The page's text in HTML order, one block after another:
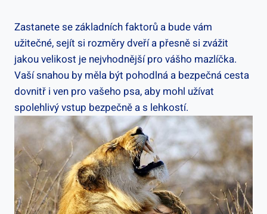
Zastanete se základních faktorů a bude vám
užitečné, sejít si rozměry dveří a přesně si zvážit
jakou velikost je nejvhodnější pro vášho mazlíčka.
Vaší snahou by měla být pohodlná a bezpečná cesta
dovnitř i ven pro vašeho psa, aby mohl užívat
spolehlivý vstup bezpečně a s lehkostí.